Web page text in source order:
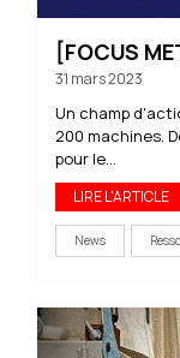
[FOCUS
31 mars 2023
Un champ
200 machines.
pour le...
LIRE L'ARTICLE
News